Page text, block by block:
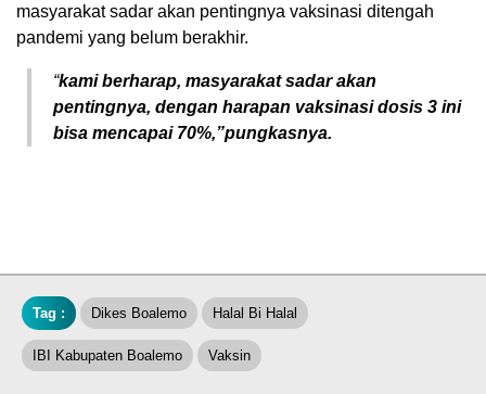
masyarakat sadar akan pentingnya vaksinasi ditengah
pandemi yang belum berakhir.
“kami berharap, masyarakat sadar akan
pentingnya, dengan harapan vaksinasi dosis 3 ini
bisa mencapai 70%,”pungkasnya.
Tag : Dikes Boalemo Halal Bi Halal
IBI Kabupaten Boalemo Vaksin